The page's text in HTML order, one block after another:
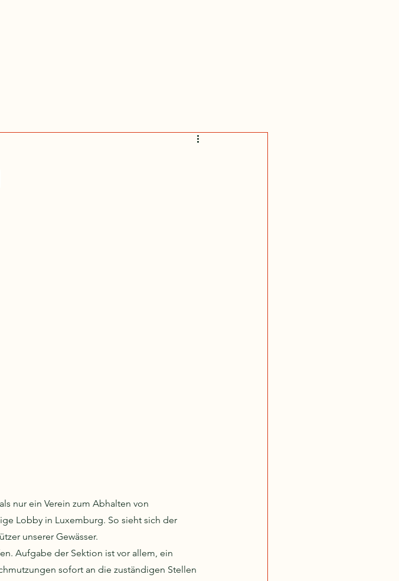
nur ein Verein zum Abhalten von
Lobby in Luxemburg. So sieht sich der
unserer Gewässer.
Aufgabe der Sektion ist vor allem, ein
sofort an die zuständigen Stellen